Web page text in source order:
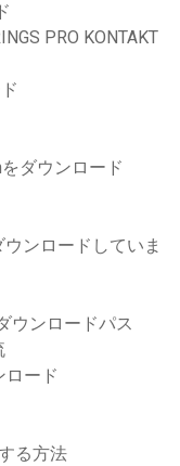
PRO KONTAKT
ダウンロード
ンロードしていま
ウンロードパス
ロード
る方法